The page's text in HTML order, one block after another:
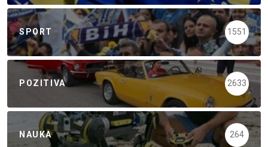
SPORT 1551
POZITIVA 2633
NAUKA 264